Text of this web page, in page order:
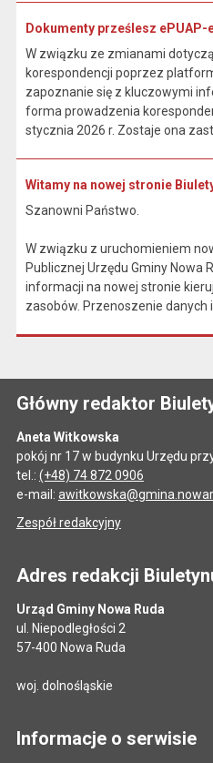
Dokumenty prześlesz
W związku ze zmianami
korespondencji poprzez
zapoznanie się z kluczowymi
forma prowadzenia
stycznia 2026 r. Zostaje ona
Witamy na nowej stronie
Szanowni Państwo.
W związku z uruchomieniem
Publicznej Urzędu Gminy Nowa
informacji na nowej stronie
zasobów. Przenoszenie danych i
Główny redaktor
Aneta Witkowska
pokój nr 17 w budynku Urzędu
tel.: (+48) 74 872 0906
e-mail:
Zespół redakcyjny
Adres redakcji
Urząd Gminy Nowa Ruda
ul. Niepodległości 2
57-400 Nowa Ruda
woj. dolnośląskie
Informacje o serwisie